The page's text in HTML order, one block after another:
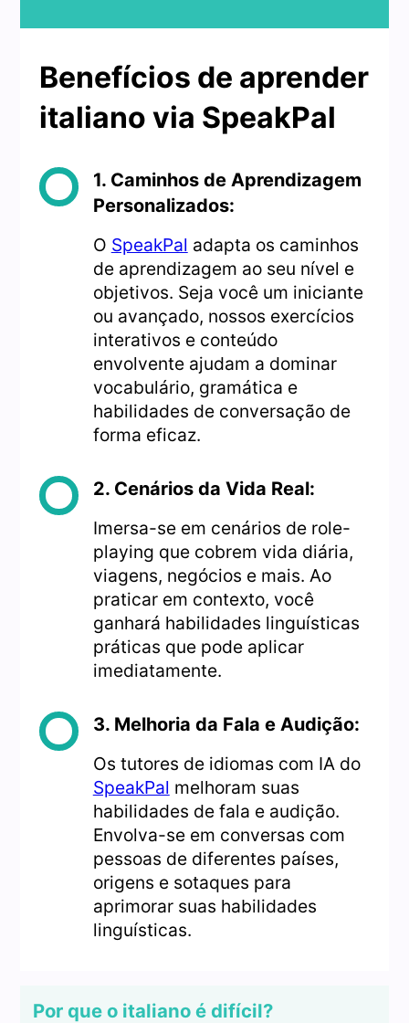
Benefícios de aprender
italiano via SpeakPal
1. Caminhos de Aprendizagem
Personalizados:
O SpeakPal adapta os caminhos
de aprendizagem ao seu nível e
objetivos. Seja você um iniciante
ou avançado, nossos exercícios
interativos e conteúdo
envolvente ajudam a dominar
vocabulário, gramática e
habilidades de conversação de
forma eficaz.
2. Cenários da Vida Real:
Imersa-se em cenários de role-
playing que cobrem vida diária,
viagens, negócios e mais. Ao
praticar em contexto, você
ganhará habilidades linguísticas
práticas que pode aplicar
imediatamente.
3. Melhoria da Fala e Audição:
Os tutores de idiomas com IA do
SpeakPal melhoram suas
habilidades de fala e audição.
Envolva-se em conversas com
pessoas de diferentes países,
origens e sotaques para
aprimorar suas habilidades
linguísticas.
Por que o italiano é difícil?